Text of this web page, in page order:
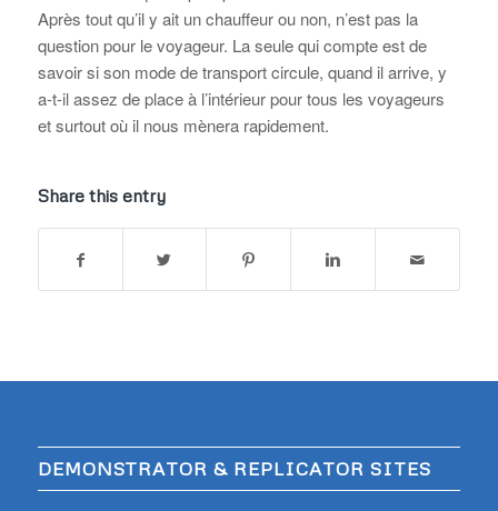
Après tout qu’il y ait un chauffeur ou non, n’est pas la
question pour le voyageur. La seule qui compte est de
savoir si son mode de transport circule, quand il arrive, y
a-t-il assez de place à l’intérieur pour tous les voyageurs
et surtout où il nous mènera rapidement.
Share this entry
DEMONSTRATOR & REPLICATOR SITES